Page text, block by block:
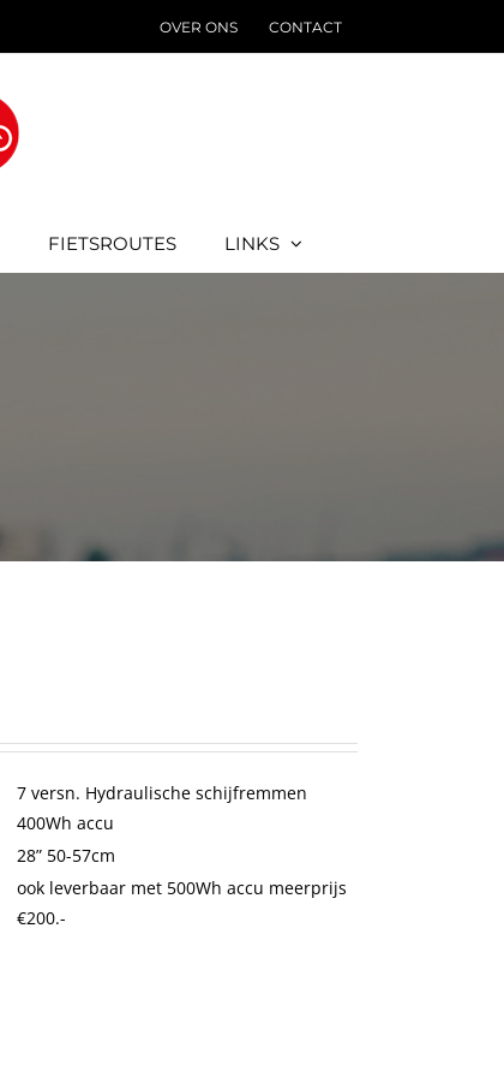
OVER ONS CONTACT
FIETSROUTES LINKS
7 versn. Hydraulische schijfremmen
400Wh accu
28” 50-57cm
ook leverbaar met 500Wh accu meerprijs
€200.-